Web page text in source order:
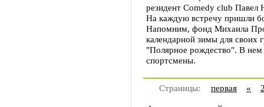
резидент Comedy club Павел
На каждую встречу пришли
Напомним, фонд Михаила
календарной зимы для своих
"Полярное рождество". В нем
спортсмены.
Страницы: первая «